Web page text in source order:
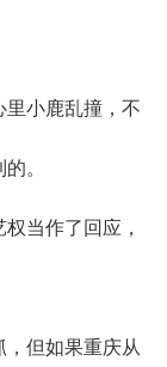
小鹿乱撞，不
。
当作了回应，
但如果重庆从